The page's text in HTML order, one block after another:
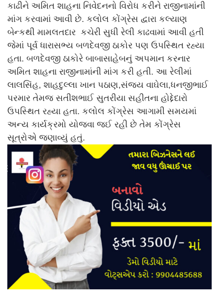
કાઢીને અમિત શાહના નિવેદનનો વિરોધ કરીને રાજીનામાંની
માંગ કરવામાં આવી છે. કલોલ કોંગ્રેસ દ્વારા કલ્યાણ
બેન્કથી મામલતદાર કચેરી સુધી રેલી કાઢવામાં આવી હતી
જેમાં પૂર્વ ધારાસભ્ય બળદેવજી ઠાકોર પણ ઉપસ્થિત રહ્યા
હતા. બળદેવજી ઠાકોરે બાબાસાહેબનું અપમાન કરનાર
અમિત શાહના રાજીનામાંની માંગ કરી હતી. આ રેલીમાં
લાલસિંહ, શાહદુલ્લા ખાન પઠાણ,સંજય વાઘેલા,ધનજીભાઈ
પરમાર તેમજ સતીશભાઈ સુતરીયા સહીતના હોદ્દેદારો
ઉપસ્થિત રહ્યા હતા. કલોલ કોંગ્રેસ આગામી સમયમાં
અન્ય કાર્યક્રમો યોજવા જઈ રહી છે તેમ કોંગ્રેસ
સૂત્રોએ જણાવ્યું હતું.